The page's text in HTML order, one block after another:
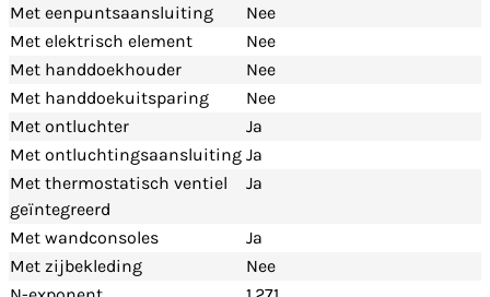
Met eenpuntsaansluiting
Nee
Met elektrisch element
Nee
Met handdoekhouder
Nee
Met handdoekuitsparing
Nee
Met ontluchter
Ja
Met ontluchtingsaansluiting Ja
Met thermostatisch ventiel
geïntegreerd
Ja
Met wandconsoles
Ja
Met zijbekleding
Nee